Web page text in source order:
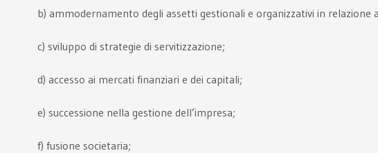
b) ammodernamento degli assetti gestionali e organizzativi in relazione
c) sviluppo di strategie di servitizzazione;
d) accesso ai mercati finanziari e dei capitali;
e) successione nella gestione dell’impresa;
f) fusione societaria;